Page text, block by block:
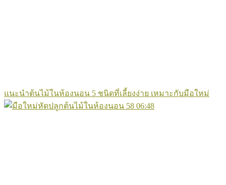
แนะนำต้นไม้ในห้องนอน 5 ชนิดที่เลี้ยงง่าย เหมาะกับมือใหม่
58 06:48